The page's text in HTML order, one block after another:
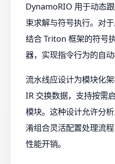
DynamoRIO 用于动态
束求解与符号执行。对
结合 Triton 框架的符号
器，实现指令行为的自动
流水线应设计为模块化
IR 交换数据，支持按需
模块。这种设计允许分
淆组合灵活配置处理流
性能开销。